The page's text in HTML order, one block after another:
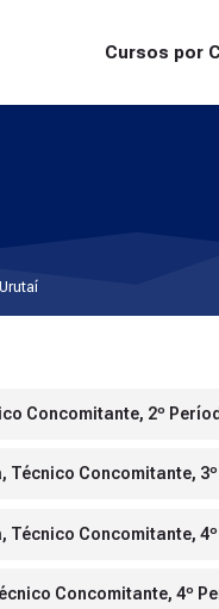
Cursos por
Concomitante, 2º
Técnico Concomitante,
Concomitante,
Concomitante, 4º